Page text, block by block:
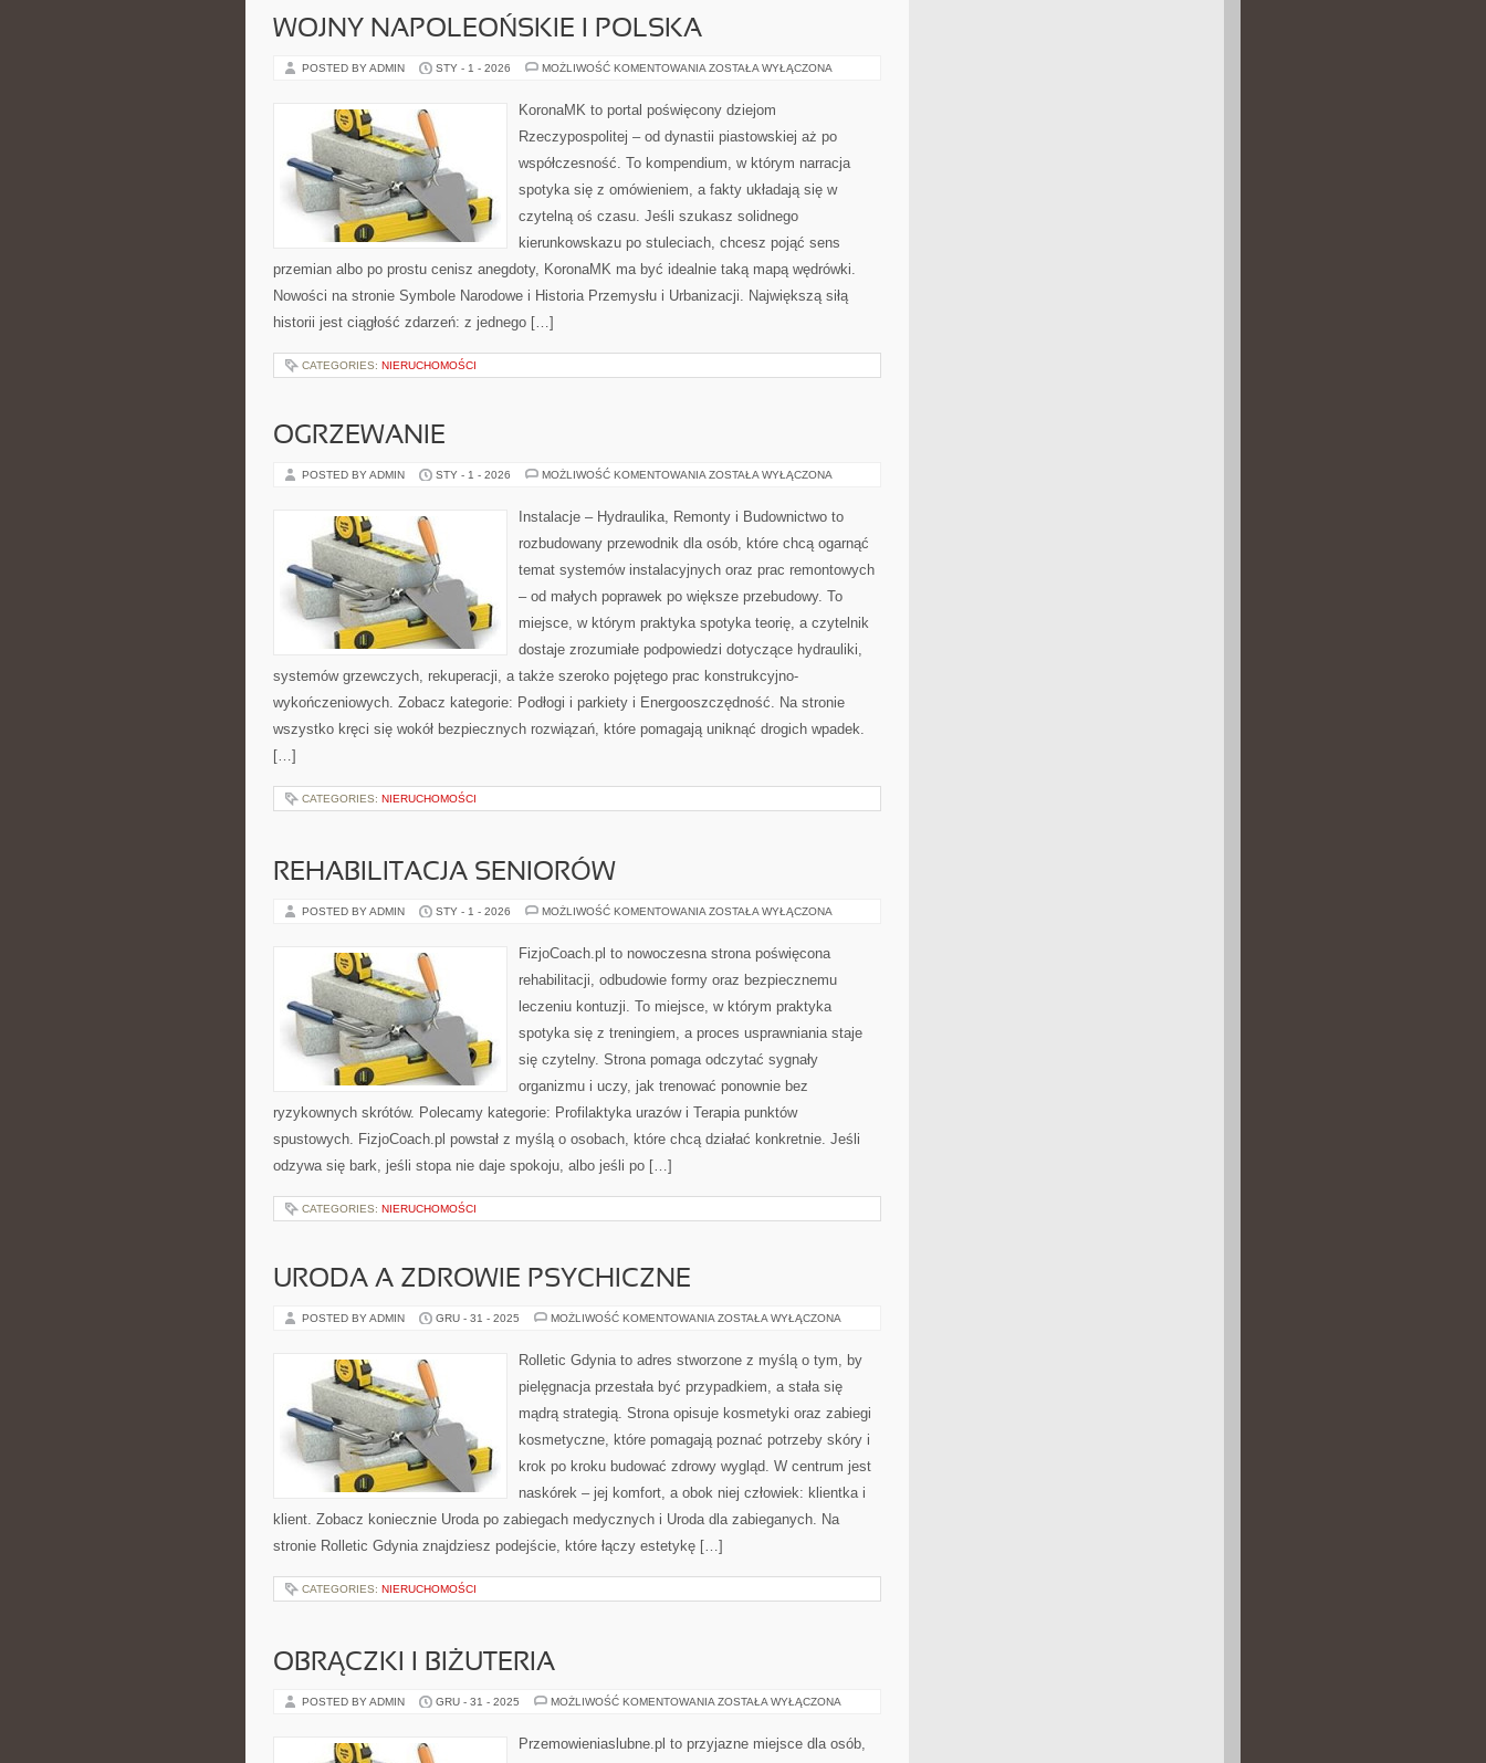
WOJNY NAPOLEOŃSKIE I POLSKA
POSTED BY ADMIN STY - 1 - 2026 MOŻLIWOŚĆ KOMENTOWANIA WOJNY
POLSKA
ZOSTAŁA WYŁĄCZONA
KoronaMK to portal poświęcony dziejom
Rzeczypospolitej – od dynastii piastowskiej aż po
współczesność. To kompendium, w którym narracja
spotyka się z omówieniem, a fakty układają się w
czytelną oś czasu. Jeśli szukasz solidnego
kierunkowskazu po stuleciach, chcesz pojąć sens
przemian albo po prostu cenisz anegdoty, KoronaMK ma być idealnie taką mapą wędrówki.
Nowości na stronie Symbole Narodowe i Historia Przemysłu i Urbanizacji. Największą siłą
historii jest ciągłość zdarzeń: z jednego […]
CATEGORIES: NIERUCHOMOŚCI
OGRZEWANIE
POSTED BY ADMIN STY - 1 - 2026 MOŻLIWOŚĆ KOMENTOWANIA OGRZEWANIE
ZOSTAŁA WYŁĄCZONA
Instalacje – Hydraulika, Remonty i Budownictwo to
rozbudowany przewodnik dla osób, które chcą ogarnąć
temat systemów instalacyjnych oraz prac remontowych
– od małych poprawek po większe przebudowy. To
miejsce, w którym praktyka spotyka teorię, a czytelnik
dostaje zrozumiałe podpowiedzi dotyczące hydrauliki,
systemów grzewczych, rekuperacji, a także szeroko pojętego prac konstrukcyjno-
wykończeniowych. Zobacz kategorie: Podłogi i parkiety i Energooszczędność. Na stronie
wszystko kręci się wokół bezpiecznych rozwiązań, które pomagają uniknąć drogich wpadek.
[…]
CATEGORIES: NIERUCHOMOŚCI
REHABILITACJA SENIORÓW
POSTED BY ADMIN STY - 1 - 2026 MOŻLIWOŚĆ KOMENTOWANIA REHABILITACJA
ZOSTAŁA WYŁĄCZONA
FizjoCoach.pl to nowoczesna strona poświęcona
rehabilitacji, odbudowie formy oraz bezpiecznemu
leczeniu kontuzji. To miejsce, w którym praktyka
spotyka się z treningiem, a proces usprawniania staje
się czytelny. Strona pomaga odczytać sygnały
organizmu i uczy, jak trenować ponownie bez
ryzykownych skrótów. Polecamy kategorie: Profilaktyka urazów i Terapia punktów
spustowych. FizjoCoach.pl powstał z myślą o osobach, które chcą działać konkretnie. Jeśli
odzywa się bark, jeśli stopa nie daje spokoju, albo jeśli po […]
CATEGORIES: NIERUCHOMOŚCI
URODA A ZDROWIE PSYCHICZNE
POSTED BY ADMIN GRU - 31 - 2025 MOŻLIWOŚĆ KOMENTOWANIA URODA
PSYCHICZNE
ZOSTAŁA WYŁĄCZONA
Rolletic Gdynia to adres stworzone z myślą o tym, by
pielęgnacja przestała być przypadkiem, a stała się
mądrą strategią. Strona opisuje kosmetyki oraz zabiegi
kosmetyczne, które pomagają poznać potrzeby skóry i
krok po kroku budować zdrowy wygląd. W centrum jest
naskórek – jej komfort, a obok niej człowiek: klientka i
klient. Zobacz koniecznie Uroda po zabiegach medycznych i Uroda dla zabieganych. Na
stronie Rolletic Gdynia znajdziesz podejście, które łączy estetykę […]
CATEGORIES: NIERUCHOMOŚCI
OBRĄCZKI I BIŻUTERIA
POSTED BY ADMIN GRU - 31 - 2025 MOŻLIWOŚĆ KOMENTOWANIA OBRĄCZKI
ZOSTAŁA WYŁĄCZONA
Przemowieniaslubne.pl to przyjazne miejsce dla osób,